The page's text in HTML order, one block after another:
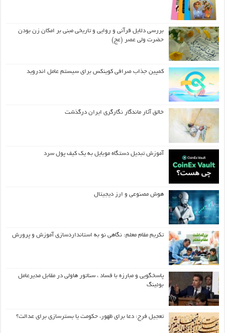
بررسی دلایل قرآنی و روایی و تاریخی مبنی بر امکان زن بودن
حضرت ولی عصر (عج)
کمپین جذاب صرافی کوینکس برای سیستم عامل اندروید
خالق آثار ماندگار نگارگری ایران درگذشت
آموزش تبدیل دستگاه موبایل به یک کیف‌ پول سرد
هوش مصنوعی و ارز دیجیتال
تکریم مقام معلم: نگاهی نو به استانداردسازی آموزش و پرورش
پاسخگویی و مبارزه با فساد ، سناتور هاولی در مقابل مدیرعامل
بوئینگ
تعجیل فرج: دعا برای ظهور، حکومت یا بسترسازی برای عدالت؟